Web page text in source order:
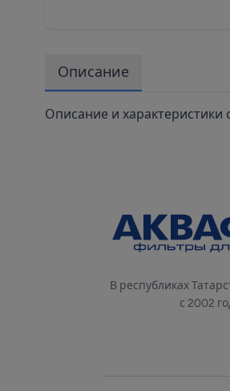
Описание
Описание и характеристики
В республиках
с 2002